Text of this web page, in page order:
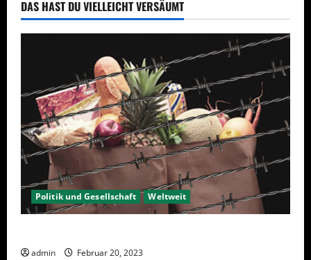
DAS HAST DU VIELLEICHT VERSÄUMT
Politik und Gesellschaft Weltweit
admin Februar 20, 2023